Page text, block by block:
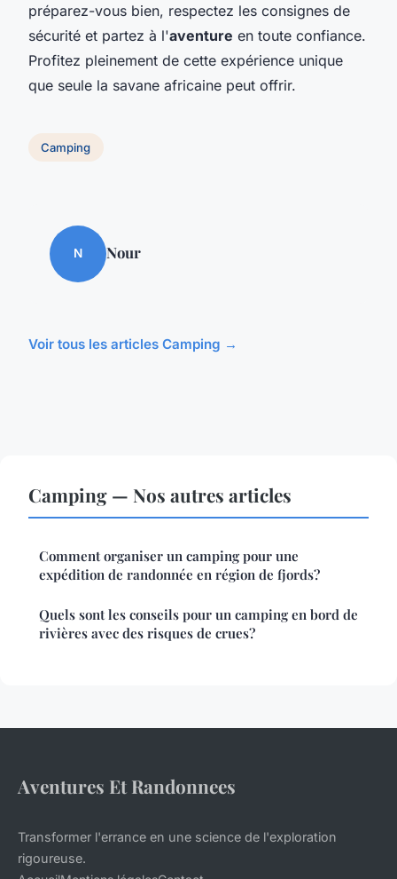
préparez-vous bien, respectez les consignes de
sécurité et partez à l'aventure en toute confiance.
Profitez pleinement de cette expérience unique
que seule la savane africaine peut offrir.
Camping
N Nour
Voir tous les articles Camping →
Camping — Nos autres articles
Comment organiser un camping pour une
expédition de randonnée en région de fjords?
Quels sont les conseils pour un camping en bord de
rivières avec des risques de crues?
Aventures Et Randonnees
Transformer l'errance en une science de l'exploration
rigoureuse.